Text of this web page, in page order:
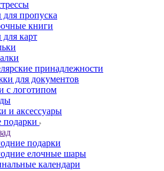
пропуска
книги
карт
принадлежности
для документов
с логотипом
и аксессуары
подарки
подарки
елочные шары
календари